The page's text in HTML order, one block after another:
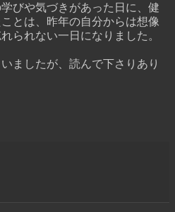
びや気づきがあった日に、健
とは、昨年の自分からは想像
られない一日になりました。
ましたが、読んで下さりあり